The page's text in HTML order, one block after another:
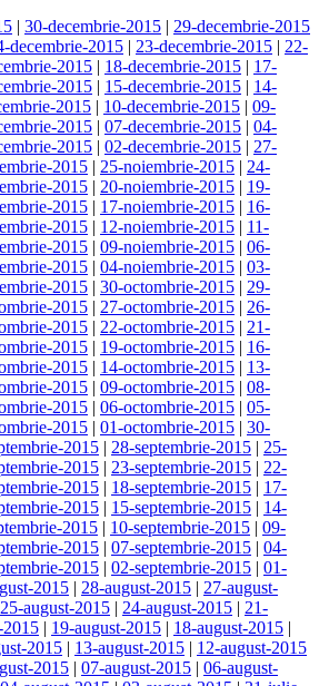
| 30-decembrie-2015 | 29-decembrie-2015
decembrie-2015 | 23-decembrie-2015 | 22-
2015 | 18-decembrie-2015 | 17-
2015 | 15-decembrie-2015 | 14-
2015 | 10-decembrie-2015 | 09-
2015 | 07-decembrie-2015 | 04-
2015 | 02-decembrie-2015 | 27-
2015 | 25-noiembrie-2015 | 24-
2015 | 20-noiembrie-2015 | 19-
2015 | 17-noiembrie-2015 | 16-
2015 | 12-noiembrie-2015 | 11-
2015 | 09-noiembrie-2015 | 06-
2015 | 04-noiembrie-2015 | 03-
2015 | 30-octombrie-2015 | 29-
2015 | 27-octombrie-2015 | 26-
2015 | 22-octombrie-2015 | 21-
2015 | 19-octombrie-2015 | 16-
2015 | 14-octombrie-2015 | 13-
2015 | 09-octombrie-2015 | 08-
2015 | 06-octombrie-2015 | 05-
2015 | 01-octombrie-2015 | 30-
2015 | 28-septembrie-2015 | 25-
2015 | 23-septembrie-2015 | 22-
2015 | 18-septembrie-2015 | 17-
2015 | 15-septembrie-2015 | 14-
2015 | 10-septembrie-2015 | 09-
2015 | 07-septembrie-2015 | 04-
2015 | 02-septembrie-2015 | 01-
2015 | 28-august-2015 | 27-august-
25-august-2015 | 24-august-2015 | 21-
2015 | 19-august-2015 | 18-august-2015 |
2015 | 13-august-2015 | 12-august-2015
2015 | 07-august-2015 | 06-august-